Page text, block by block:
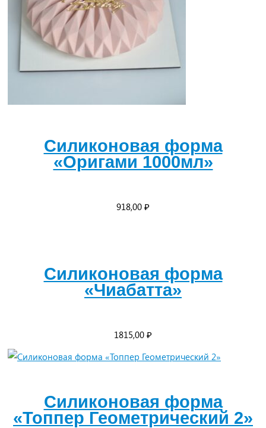
Силиконовая форма
«Оригами 1000мл»
918,00 ₽
Силиконовая форма
«Чиабатта»
1815,00 ₽
Силиконовая форма
«Топпер Геометрический 2»